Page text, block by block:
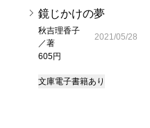
鏡じかけの夢
秋吉理香子
／著
605円
2021/05/28
文庫電子書籍あり